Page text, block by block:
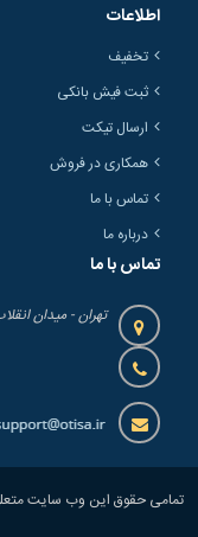
اطلاعات
تخفیف
ثبت فیش بانکی
ارسال تیکت
همکاری در فروش
تماس با ما
درباره ما
تماس با ما
تهران - میدان
تمامی حقوق این وب سایت